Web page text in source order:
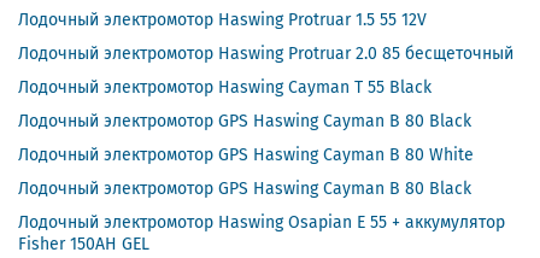
Лодочный электромотор Haswing Protruar 1.5 55 12V
Лодочный электромотор Haswing Protruar 2.0 85 бесщеточный
Лодочный электромотор Haswing Cayman T 55 Black
Лодочный электромотор GPS Haswing Cayman B 80 Black
Лодочный электромотор GPS Haswing Cayman B 80 White
Лодочный электромотор GPS Haswing Cayman B 80 Black
Лодочный электромотор Haswing Osapian E 55 + аккумулятор
Fisher 150AH GEL